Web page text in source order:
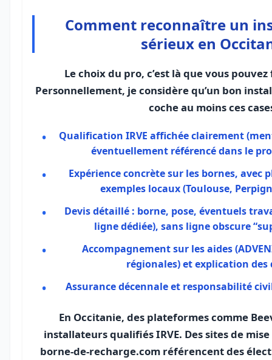
Comment reconnaître un
sérieux en
Le choix du pro, c’est là que vous
Personnellement, je considère qu’un bon
coche au moins ces
Qualification IRVE affichée clairement
éventuellement référencé dans le
Expérience concrète sur les bornes, avec
exemples locaux (Toulouse,
Devis détaillé : borne, pose, éventuels
ligne dédiée), sans ligne obscure
Accompagnement sur les aides
régionales) et explication des
Assurance décennale et responsabilité
En Occitanie, des plateformes comme
installateurs qualifiés IRVE. Des sites de
borne-de-recharge.com référencent des